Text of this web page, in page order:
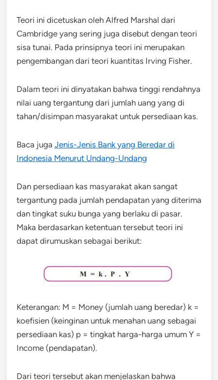
Teori ini dicetuskan oleh Alfred Marshal dari
Cambridge yang sering juga disebut dengan teori
sisa tunai. Pada prinsipnya teori ini merupakan
pengembangan dari teori kuantitas Irving Fisher.
Dalam teori ini dinyatakan bahwa tinggi rendahnya
nilai uang tergantung dari jumlah uang yang di
tahan/disimpan masyarakat untuk persediaan kas.
Baca juga Jenis-Jenis Bank yang Beredar di
Indonesia Menurut Undang-Undang
Dan persediaan kas masyarakat akan sangat
tergantung pada jumlah pendapatan yang diterima
dan tingkat suku bunga yang berlaku di pasar.
Maka berdasarkan ketentuan tersebut teori ini
dapat dirumuskan sebagai berikut:
Keterangan: M = Money (jumlah uang beredar) k =
koefisien (keinginan untuk menahan uang sebagai
persediaan kas) p = tingkat harga-harga umum Y =
Income (pendapatan).
Dari teori tersebut akan menjelaskan bahwa